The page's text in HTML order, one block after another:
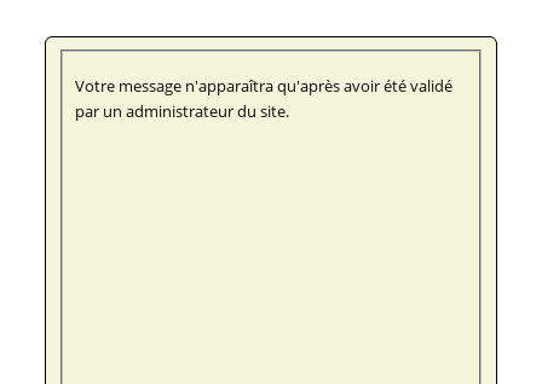
Votre message n'apparaîtra qu'après avoir été validé
par un administrateur du site.